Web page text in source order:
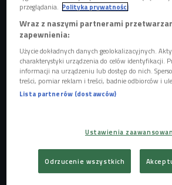
przeglądania. Polityka prywatności
Wraz z naszymi partnerami
zapewnienia:
Użycie dokładnych danych geolokalizacyjnych.
charakterystyki urządzenia do celów identyfikacji.
informacji na urządzeniu lub dostęp do nich.
treści, pomiar reklam i treści, badnie odbiorców i
Lista partnerów (dostawców)
Ustawienia
Odrzucenie wszystkich